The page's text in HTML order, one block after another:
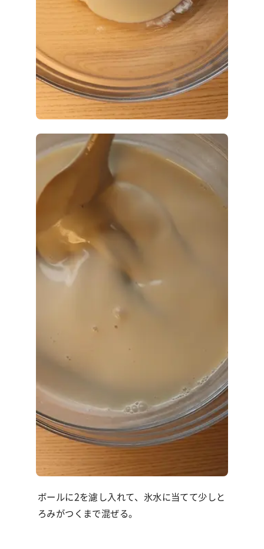
ボールに2を濾し入れて、氷水に当てて少しと
ろみがつくまで混ぜる。